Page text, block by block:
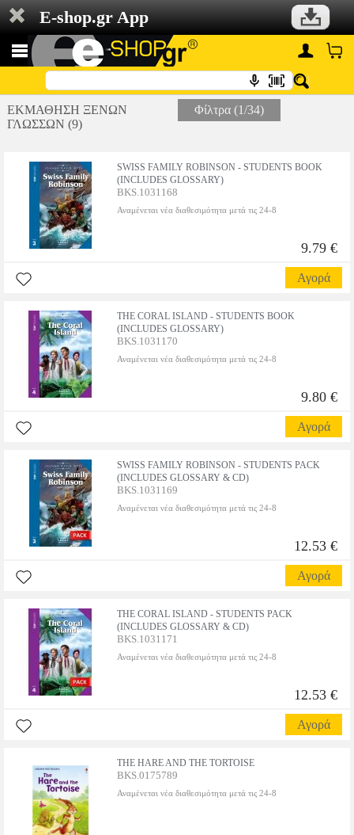
E-shop.gr App
ΕΚΜΑΘΗΣΗ ΞΕΝΩΝ
ΓΛΩΣΣΩΝ (9)
Φίλτρα (1/34)
SWISS FAMILY ROBINSON - STUDENTS BOOK
(INCLUDES GLOSSARY)
BKS.1031168
Αναμένεται νέα διαθεσιμότητα μετά τις 24-8
9.79 €
Αγορά
THE CORAL ISLAND - STUDENTS BOOK
(INCLUDES GLOSSARY)
BKS.1031170
Αναμένεται νέα διαθεσιμότητα μετά τις 24-8
9.80 €
Αγορά
SWISS FAMILY ROBINSON - STUDENTS PACK
(INCLUDES GLOSSARY & CD)
BKS.1031169
Αναμένεται νέα διαθεσιμότητα μετά τις 24-8
12.53 €
Αγορά
THE CORAL ISLAND - STUDENTS PACK
(INCLUDES GLOSSARY & CD)
BKS.1031171
Αναμένεται νέα διαθεσιμότητα μετά τις 24-8
12.53 €
Αγορά
THE HARE AND THE TORTOISE
BKS.0175789
Αναμένεται νέα διαθεσιμότητα μετά τις 24-8